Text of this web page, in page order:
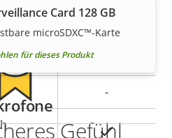
–
-
Ja
Card 128 GB
microSDXC™-Karte
für dieses Produkt
Gefühl